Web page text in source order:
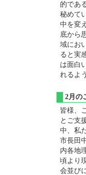
的であ
秘めて
中を変
底から
域にお
ると実
は面白
れるよ
2月
皆様、
とご支
中、私
市長田
内各地
頃より
会並び